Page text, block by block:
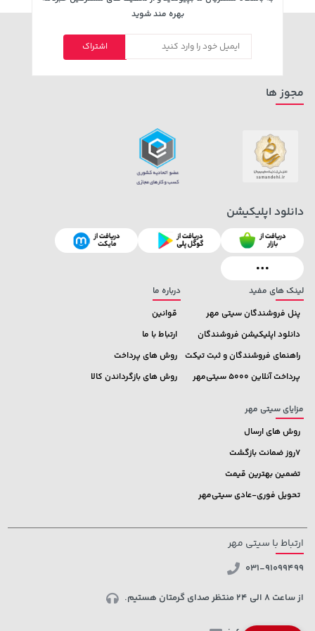
خرید
119,900 تومان خرید 27,480,000 تومان
بهره مند شوید
اشتراک
لینک های مفید
پنل فروشندگان سیتی مهر
دانلود اپلیکیشن فروشندگان
راهنمای فروشندگان و ثبت تیکت
پرداخت آنلاین 5000 سیتی‌مهر
درباره ما
قوانین
ارتباط با ما
روش های پرداخت
روش های بازگرداندن کالا
مزایای سیتی مهر
روش های ارسال
7روز ضمانت بازگشت
تضمین بهترین قیمت
تحویل فوری-عادی سیتی‌مهر
مجوز ها
دانلود اپلیکیشن
ارتباط با سیتی مهر
031-91099499
از ساعت 8 الی 24 منتظر صدای گرمتان هستیم.